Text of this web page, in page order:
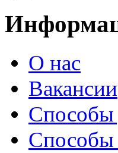
О нас
Вакансии
Способы
Способы